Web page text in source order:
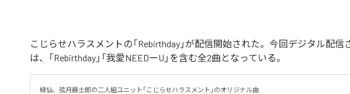
こじらせハラスメントの「Rebirthday」が配信開始された。今回デジタル配信
は、「Rebirthday」「我愛NEEDーU」を含む全2曲となっている。
緑仙、弦月藤士郎の二人組ユニット「こじらせハラスメント」のオリジナル曲